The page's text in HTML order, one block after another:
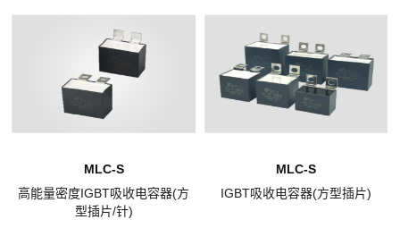
MLC-S
高能量密度IGBT吸收电容器(方
型插片/针)
MLC-S
IGBT吸收电容器(方型插片)